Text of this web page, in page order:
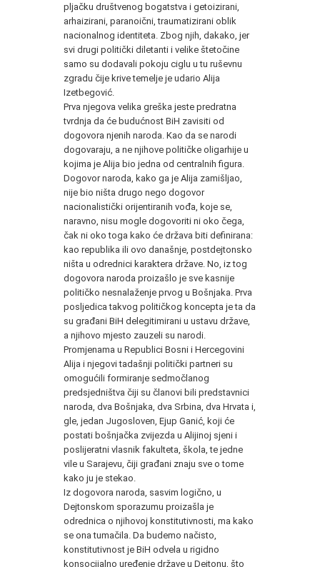
pljačku društvenog bogatstva i getoizirani,
arhaizirani, paranoični, traumatizirani oblik
nacionalnog identiteta. Zbog njih, dakako, jer
svi drugi politički diletanti i velike štetočine
samo su dodavali pokoju ciglu u tu ruševnu
zgradu čije krive temelje je udario Alija
Izetbegović.
Prva njegova velika greška jeste predratna
tvrdnja da će budućnost BiH zavisiti od
dogovora njenih naroda. Kao da se narodi
dogovaraju, a ne njihove političke oligarhije u
kojima je Alija bio jedna od centralnih figura.
Dogovor naroda, kako ga je Alija zamišljao,
nije bio ništa drugo nego dogovor
nacionalistički orijentiranih vođa, koje se,
naravno, nisu mogle dogovoriti ni oko čega,
čak ni oko toga kako će država biti definirana:
kao republika ili ovo današnje, postdejtonsko
ništa u odrednici karaktera države. No, iz tog
dogovora naroda proizašlo je sve kasnije
političko nesnalaženje prvog u Bošnjaka. Prva
posljedica takvog političkog koncepta je ta da
su građani BiH delegitimirani u ustavu države,
a njihovo mjesto zauzeli su narodi.
Promjenama u Republici Bosni i Hercegovini
Alija i njegovi tadašnji politički partneri su
omogućili formiranje sedmočlanog
predsjedništva čiji su članovi bili predstavnici
naroda, dva Bošnjaka, dva Srbina, dva Hrvata i,
gle, jedan Jugosloven, Ejup Ganić, koji će
postati bošnjačka zvijezda u Alijinoj sjeni i
poslijeratni vlasnik fakulteta, škola, te jedne
vile u Sarajevu, čiji građani znaju sve o tome
kako ju je stekao.
Iz dogovora naroda, sasvim logično, u
Dejtonskom sporazumu proizašla je
odrednica o njihovoj konstitutivnosti, ma kako
se ona tumačila. Da budemo načisto,
konstitutivnost je BiH odvela u rigidno
konsocijalno uređenje države u Dejtonu, što